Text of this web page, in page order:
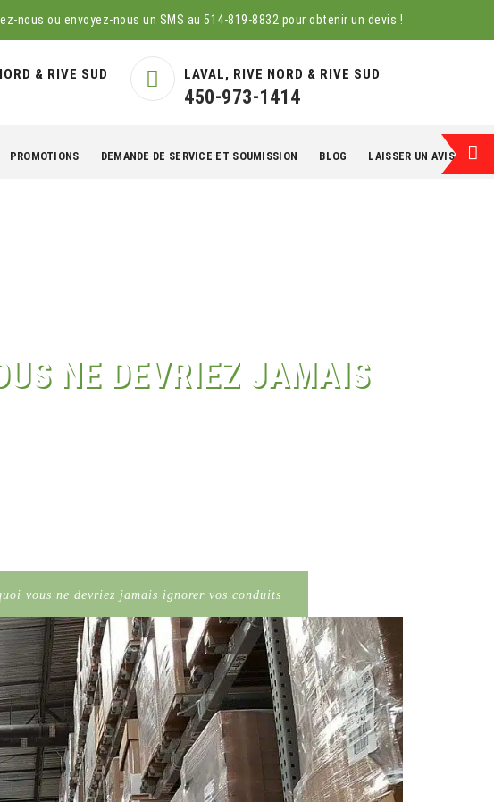
nous ou envoyez-nous un SMS au 514-819-8832 pour obtenir un devis !
& RIVE SUD LAVAL, RIVE NORD & RIVE SUD
450-973-1414
PROMOTIONS DEMANDE DE SERVICE ET SOUMISSION BLOG LAISSER UN AVIS EN
NE DEVRIEZ JAMAIS
vous ne devriez jamais ignorer vos conduits